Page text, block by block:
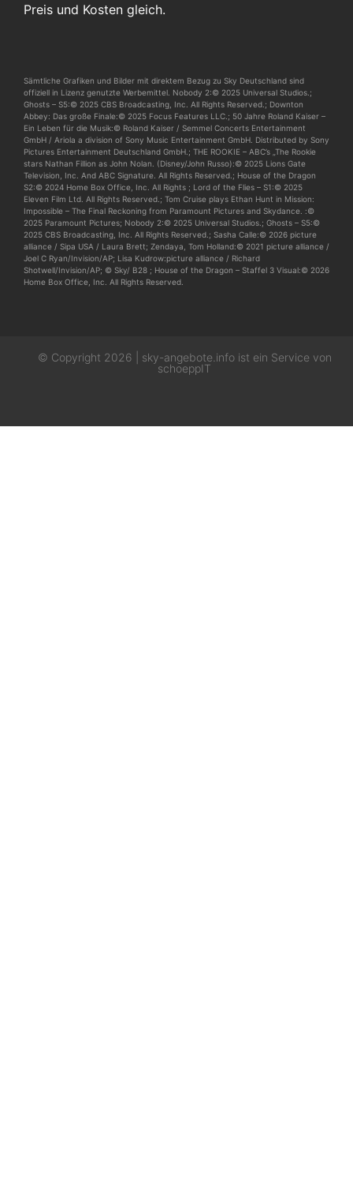
Preis und Kosten gleich.
Sämtliche Grafiken und Bilder mit direktem Bezug zu Sky Deutschland sind
offiziell in Lizenz genutzte Werbemittel. Nobody 2:© 2025 Universal Studios.;
Ghosts – S5:© 2025 CBS Broadcasting, Inc. All Rights Reserved.; Downton
Abbey: Das große Finale:© 2025 Focus Features LLC.; 50 Jahre Roland Kaiser –
Ein Leben für die Musik:© Roland Kaiser / Semmel Concerts Entertainment
GmbH / Ariola a division of Sony Music Entertainment GmbH. Distributed by Sony
Pictures Entertainment Deutschland GmbH.; THE ROOKIE – ABC’s „The Rookie
stars Nathan Fillion as John Nolan. (Disney/John Russo):© 2025 Lions Gate
Television, Inc. And ABC Signature. All Rights Reserved.; House of the Dragon
S2:© 2024 Home Box Office, Inc. All Rights ; Lord of the Flies – S1:© 2025
Eleven Film Ltd. All Rights Reserved.; Tom Cruise plays Ethan Hunt in Mission:
Impossible – The Final Reckoning from Paramount Pictures and Skydance. :©
2025 Paramount Pictures; Nobody 2:© 2025 Universal Studios.; Ghosts – S5:©
2025 CBS Broadcasting, Inc. All Rights Reserved.; Sasha Calle:© 2026 picture
alliance / Sipa USA / Laura Brett; Zendaya, Tom Holland:© 2021 picture alliance /
Joel C Ryan/Invision/AP; Lisa Kudrow:picture alliance / Richard
Shotwell/Invision/AP; © Sky/ B28 ; House of the Dragon – Staffel 3 Visual:© 2026
Home Box Office, Inc. All Rights Reserved.
© Copyright 2026 | sky-angebote.info ist ein Service von
schoeppIT